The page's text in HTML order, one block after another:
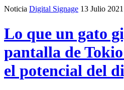
Noticia Digital Signage 13 Julio 2021
Lo que un gato
pantalla de
el potencial del